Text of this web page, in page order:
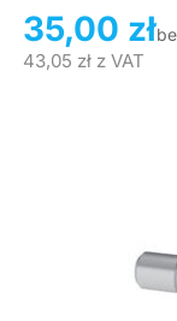
35,00 zł
43,05 złz VAT